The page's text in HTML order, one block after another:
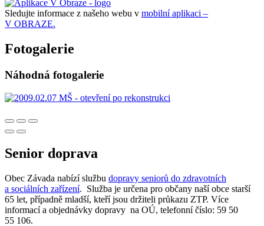
Sledujte informace z našeho webu v mobilní aplikaci –
V OBRAZE.
Fotogalerie
Náhodná fotogalerie
Senior doprava
Obec Závada nabízí službu dopravy seniorů do zdravotních
a sociálních zařízení. Služba je určena pro občany naší obce starší
65 let, případně mladší, kteří jsou držiteli průkazu ZTP. Více
informací a objednávky dopravy na OÚ, telefonní číslo: 59 50
55 106.